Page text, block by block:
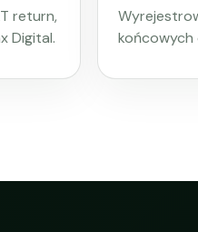
return,
Digital.
końcowych